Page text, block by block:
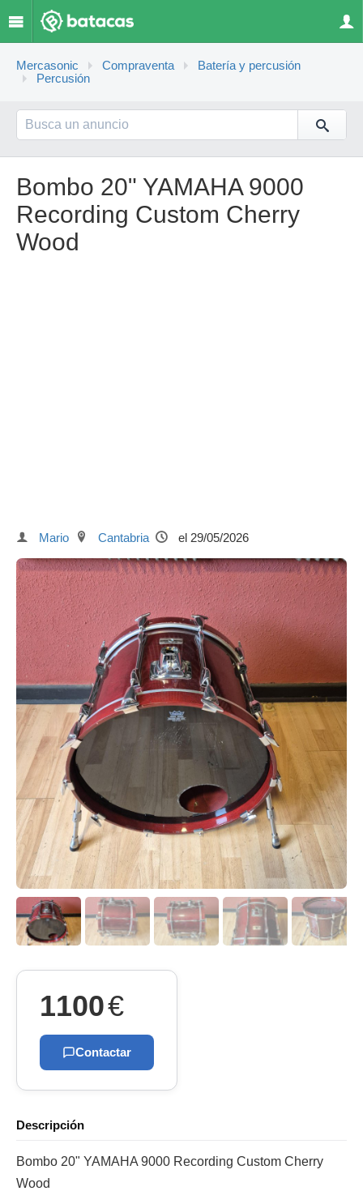
Mercasonic Compraventa
Batería y percusión
Percusión
Bombo 20" YAMAHA 9000
Recording Custom Cherry
Wood
Mario Cantabria el 29/05/2026
1100€
Contactar
Descripción
Bombo 20" YAMAHA 9000 Recording Custom Cherry
Wood